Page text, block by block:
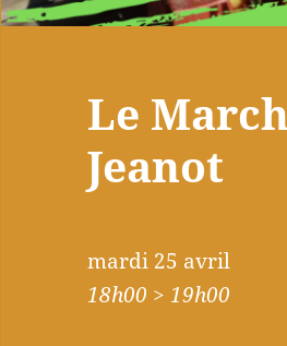
Le
Jeanot
mardi 25 avril
18h00 > 19h00